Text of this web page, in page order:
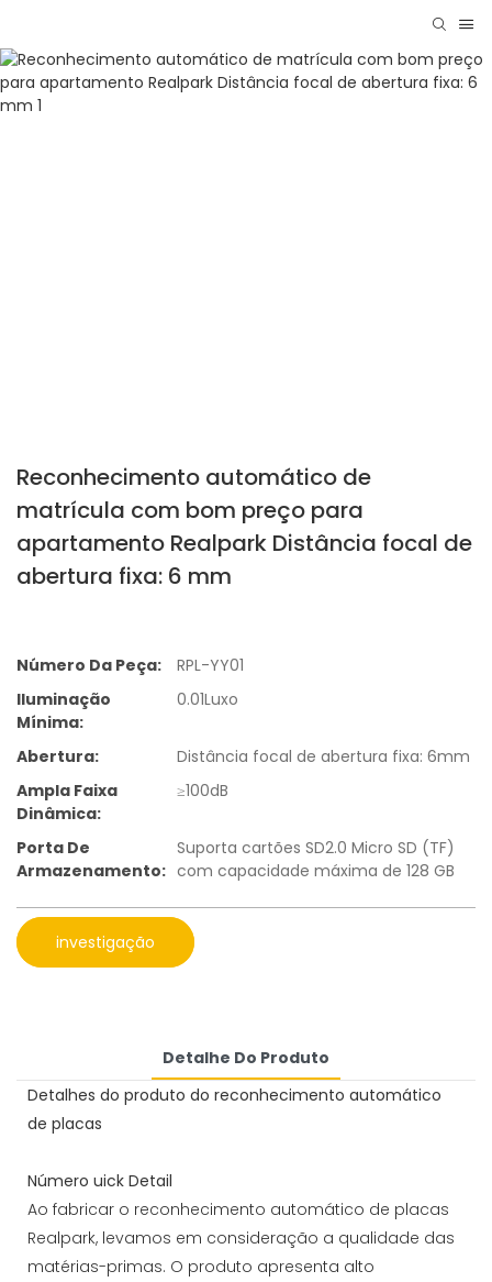
Reconhecimento automático de
matrícula com bom preço para
apartamento Realpark Distância focal de
abertura fixa: 6 mm
Número Da Peça:
RPL-YY01
Iluminação
Mínima:
0.01Luxo
Abertura:
Distância focal de abertura fixa: 6mm
Ampla Faixa
Dinâmica:
≥100dB
Porta De
Armazenamento:
Suporta cartões SD2.0 Micro SD (TF)
com capacidade máxima de 128 GB
investigação
Detalhe Do Produto
Detalhes do produto do reconhecimento automático
de placas
Número uick Detail
Ao fabricar o reconhecimento automático de placas
Realpark, levamos em consideração a qualidade das
matérias-primas. O produto apresenta alto